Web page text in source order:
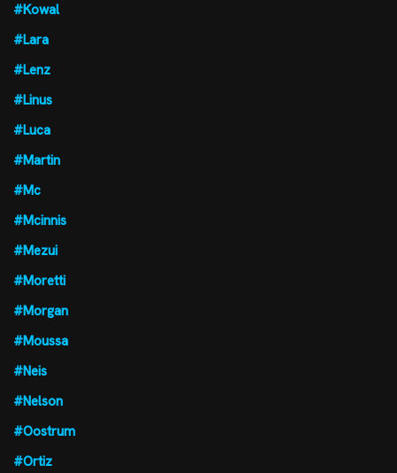
#Kowal
#Lara
#Lenz
#Linus
#Luca
#Martin
#Mc
#Mcinnis
#Mezui
#Moretti
#Morgan
#Moussa
#Neis
#Nelson
#Oostrum
#Ortiz